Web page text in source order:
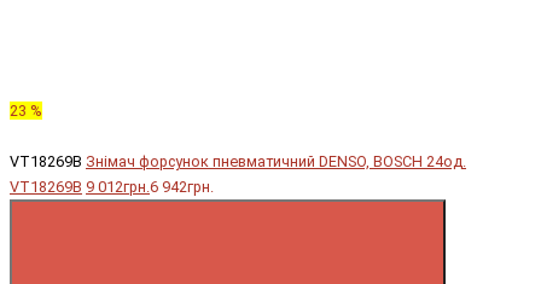
23 %
VT18269B Знімач форсунок пневматичний DENSO, BOSCH 24од.
VT18269B 9 012грн.6 942грн.